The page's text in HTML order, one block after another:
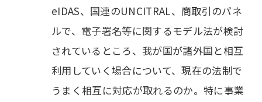
eIDAS、国連のUNCITRAL、商取引のパネ
ルで、電子署名等に関するモデル法が検討
されているところ、我が国が諸外国と相互
利用していく場合について、現在の法制で
うまく相互に対応が取れるのか。特に事業